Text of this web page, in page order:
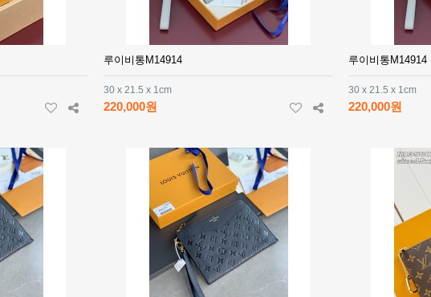
루이비통M14914
30 x 21.5 x 1cm
220,000원
루이비통M14914
30 x 21.5 x 1cm
220,000원